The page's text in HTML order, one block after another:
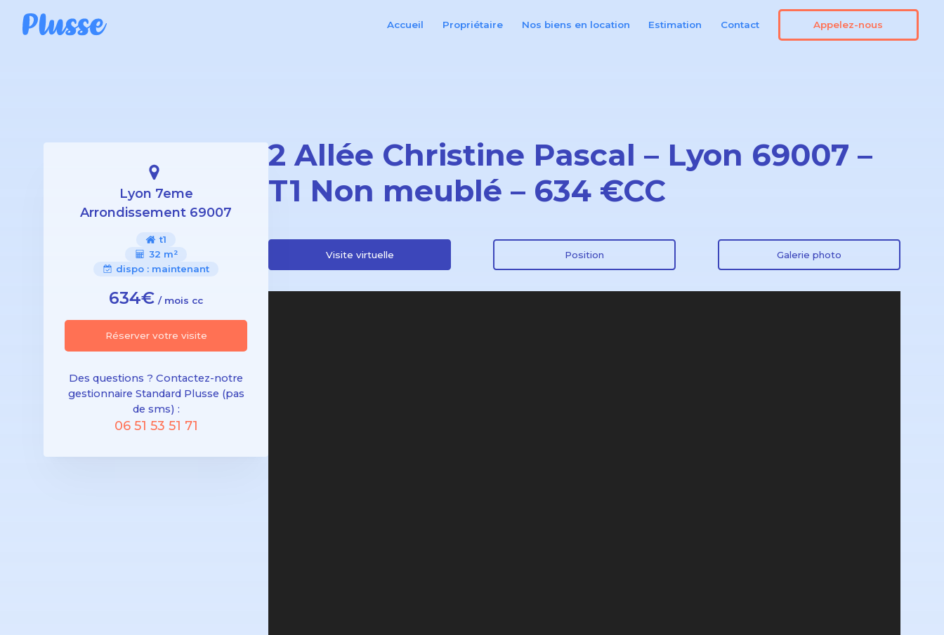
Accueil Propriétaire Nos biens en location Estimation Contact Appelez-nous
Lyon 7eme
Arrondissement 69007
t1
32 m²
dispo : maintenant
634€ / mois cc
Réserver votre visite
Des questions ? Contactez-notre
gestionnaire Standard Plusse (pas
de sms) :
06 51 53 51 71
2 Allée Christine Pascal – Lyon 69007 –
T1 Non meublé – 634 €CC
Visite virtuelle Position Galerie photo